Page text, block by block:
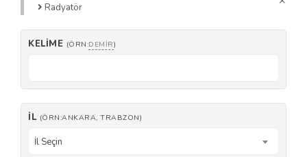
Radyatör
KELIME (ÖRN:DEMIR)
İL (ÖRN:ANKARA, TRABZON)
İl Seçin